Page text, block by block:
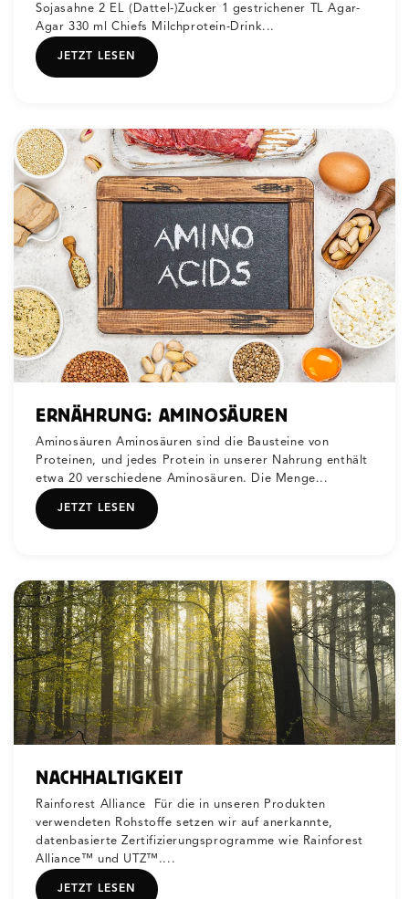
Sojasahne 2 EL (Dattel-)Zucker 1 gestrichener TL Agar-
Agar 330 ml Chiefs Milchprotein-Drink...
JETZT LESEN
ERNÄHRUNG: AMINOSÄUREN
Aminosäuren Aminosäuren sind die Bausteine von
Proteinen, und jedes Protein in unserer Nahrung enthält
etwa 20 verschiedene Aminosäuren. Die Menge...
JETZT LESEN
NACHHALTIGKEIT
Rainforest Alliance Für die in unseren Produkten
verwendeten Rohstoffe setzen wir auf anerkannte,
datenbasierte Zertifizierungsprogramme wie Rainforest
Alliance™ und UTZ™....
JETZT LESEN